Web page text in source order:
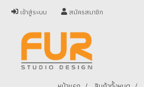
เข้าสู่ระบบ สมัครสมาชิก